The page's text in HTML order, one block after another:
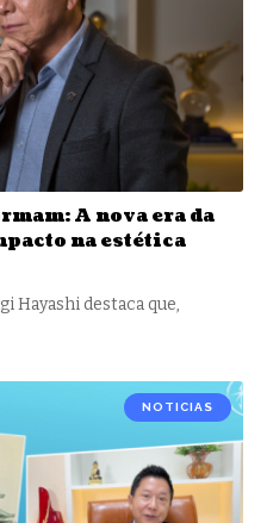
A nova era da
na estética
Hayashi destaca que,
NOTICIAS